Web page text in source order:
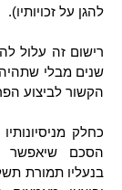
להגן על זכויותיו).
רישום זה עלול
שנים מבלי
הקשור לביצוע
כחלק
הסכם שיאפשר
בנעליו תמורת